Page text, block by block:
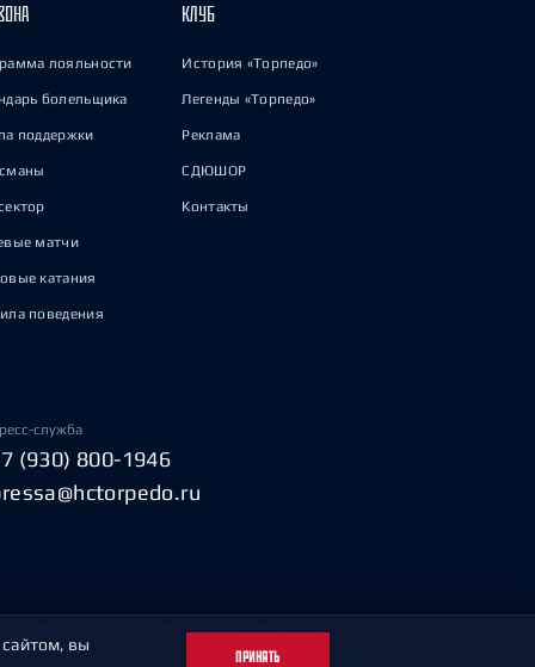
лояльности
болельщика
поддержки
матчи
катания
поведения
КЛУБ
История «Торпедо»
Легенды «Торпедо»
Реклама
СДЮШОР
Контакты
служба
(930) 800-1946
сайтом, вы
ПРИНЯТЬ